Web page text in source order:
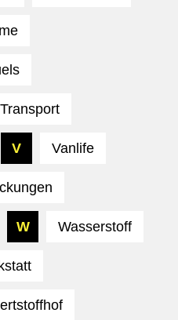
Transport
V Vanlife
W Wasserstoff